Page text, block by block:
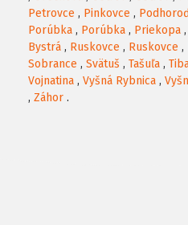
Petrovce , Pinkovce ,
Porúbka , Porúbka , Priekopa ,
Bystrá , Ruskovce , Ruskovce ,
Sobrance , Svätuš , Tašuľa ,
Vojnatina , Vyšná Rybnica ,
, Záhor .